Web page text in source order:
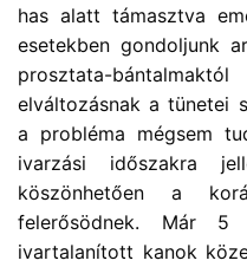
has alatt támasztva
esetekben gondoljunk
prosztata-
elváltozásnak a tünetei
a probléma mégsem
ivarzási időszakra
köszönhetően a
felerősödnek. Már
ivartalanított kanok